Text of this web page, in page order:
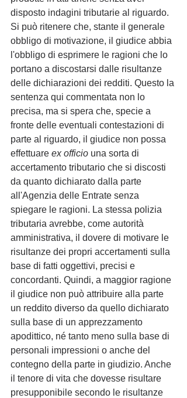
disposto indagini tributarie al riguardo.
Si può ritenere che, stante il generale
obbligo di motivazione, il giudice abbia
l'obbligo di esprimere le ragioni che lo
portano a discostarsi dalle risultanze
delle dichiarazioni dei redditi. Questo la
sentenza qui commentata non lo
precisa, ma si spera che, specie a
fronte delle eventuali contestazioni di
parte al riguardo, il giudice non possa
effettuare ex officio una sorta di
accertamento tributario che si discosti
da quanto dichiarato dalla parte
all'Agenzia delle Entrate senza
spiegare le ragioni. La stessa polizia
tributaria avrebbe, come autorità
amministrativa, il dovere di motivare le
risultanze dei propri accertamenti sulla
base di fatti oggettivi, precisi e
concordanti. Quindi, a maggior ragione
il giudice non può attribuire alla parte
un reddito diverso da quello dichiarato
sulla base di un apprezzamento
apodittico, né tanto meno sulla base di
personali impressioni o anche del
contegno della parte in giudizio. Anche
il tenore di vita che dovesse risultare
presupponibile secondo le risultanze